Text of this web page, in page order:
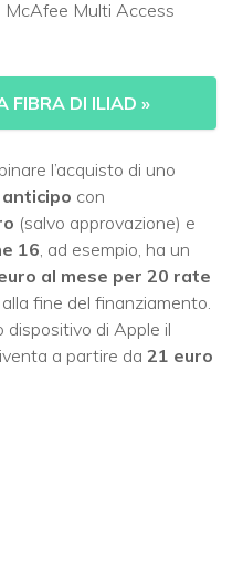
McAfee Multi Access
FIBRA DI ILIAD »
l’acquisto di uno
con
(salvo approvazione) e
16 , ad esempio, ha un
al mese per 20 rate
fine del finanziamento.
dispositivo di Apple il
a partire da 21 euro